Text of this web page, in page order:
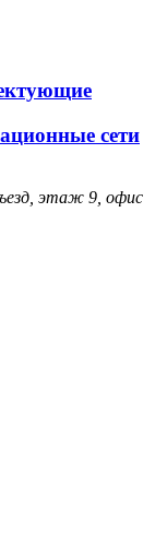
сети
этаж 9, офис